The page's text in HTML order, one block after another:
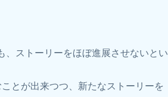
、ストーリーをほぼ進展させないとい
とが出来つつ、新たなストーリーを